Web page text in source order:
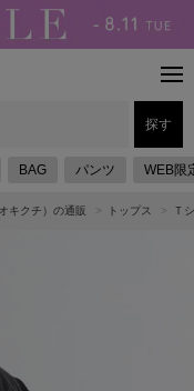
探す
BAG パンツ WEB限
キクチ）の通販 トップス Ｔ